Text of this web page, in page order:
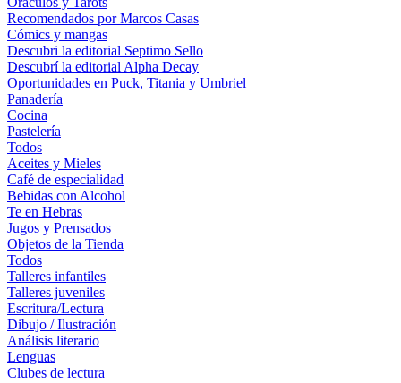
Recomendados por Marcos Casas
Cómics y mangas
Descubri la editorial Septimo Sello
Descubrí la editorial Alpha Decay
Oportunidades en Puck, Titania y Umbriel
Panadería
Cocina
Pastelería
Todos
Aceites y Mieles
Café de especialidad
Bebidas con Alcohol
Te en Hebras
Jugos y Prensados
Objetos de la Tienda
Todos
Talleres infantiles
Talleres juveniles
Escritura/Lectura
Dibujo / Ilustración
Análisis literario
Lenguas
Clubes de lectura